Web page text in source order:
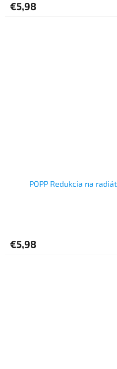
je
3,0
€5,98
POPP Redukcia na
je
5,0
€5,98